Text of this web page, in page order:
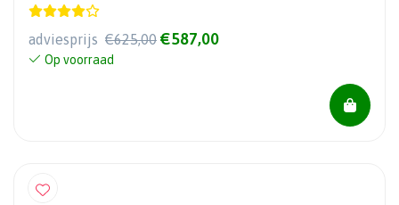
adviesprijs €625,00 €587,00
Op voorraad